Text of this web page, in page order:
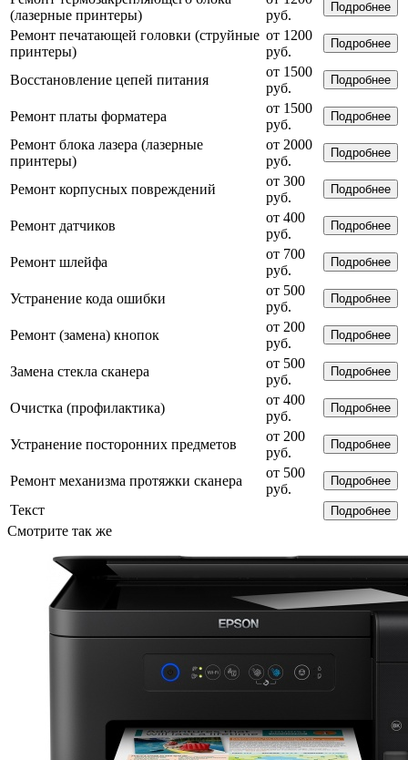
(лазерные принтеры)
руб.
Подробнее
Ремонт печатающей головки (струйные
принтеры)
от 1200
руб.
Подробнее
Восстановление цепей питания
от 1500
руб.
Подробнее
Ремонт платы форматера
от 1500
руб.
Подробнее
Ремонт блока лазера (лазерные
принтеры)
от 2000
руб.
Подробнее
Ремонт корпусных повреждений
от 300
руб.
Подробнее
Ремонт датчиков
от 400
руб.
Подробнее
Ремонт шлейфа
от 700
руб.
Подробнее
Устранение кода ошибки
от 500
руб.
Подробнее
Ремонт (замена) кнопок
от 200
руб.
Подробнее
Замена стекла сканера
от 500
руб.
Подробнее
Очистка (профилактика)
от 400
руб.
Подробнее
Устранение посторонних предметов
от 200
руб.
Подробнее
Ремонт механизма протяжки сканера
от 500
руб.
Подробнее
Текст Подробнее
Смотрите так же